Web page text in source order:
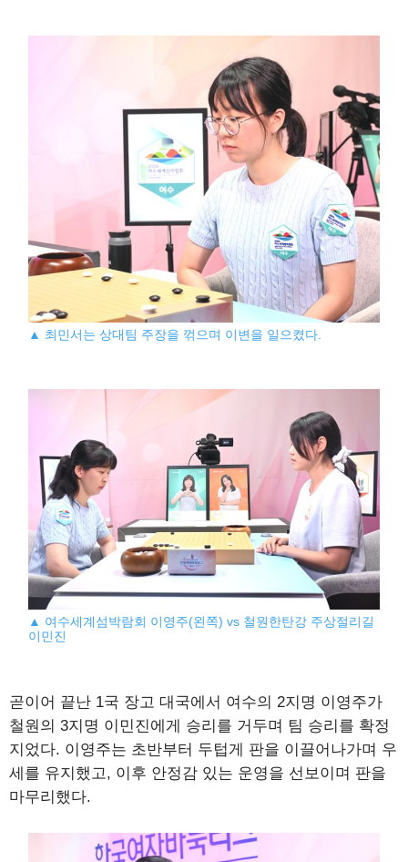
▲ 최민서는 상대팀 주장을 꺾으며 이변을 일으켰다.
▲ 여수세계섬박람회 이영주(왼쪽) vs 철원한탄강 주상절리길
이민진
곧이어 끝난 1국 장고 대국에서 여수의 2지명 이영주가
철원의 3지명 이민진에게 승리를 거두며 팀 승리를 확정
지었다. 이영주는 초반부터 두텁게 판을 이끌어나가며 우
세를 유지했고, 이후 안정감 있는 운영을 선보이며 판을
마무리했다.